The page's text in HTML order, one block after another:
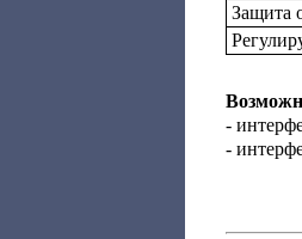
Защита
-
-